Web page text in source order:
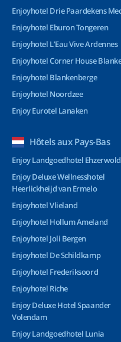
Enjoyhotel Drie Paardekens
Enjoyhotel Eburon Tongeren
Enjoyhotel L’Eau Vive Ardennes
Enjoyhotel Corner House
Enjoyhotel Blankenberge
Enjoyhotel Noordzee
Enjoy Eurotel Lanaken
Hôtels aux Pays-Bas
Enjoy Landgoedhotel Ehzerwold
Enjoy Deluxe Wellnesshotel
Heerlickheijd van Ermelo
Enjoyhotel Vlieland
Enjoyhotel Hollum Ameland
Enjoyhotel Joli Bergen
Enjoyhotel De Schildkamp
Enjoyhotel Frederiksoord
Enjoyhotel Riche
Enjoy Deluxe Hotel Spaander
Volendam
Enjoy Landgoedhotel Lunia